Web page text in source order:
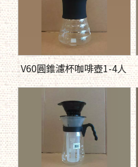
V60圓錐濾杯咖啡壺1-4人